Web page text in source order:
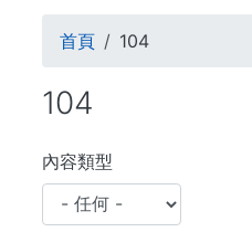
導
連
結
首頁 104
104
內容類型